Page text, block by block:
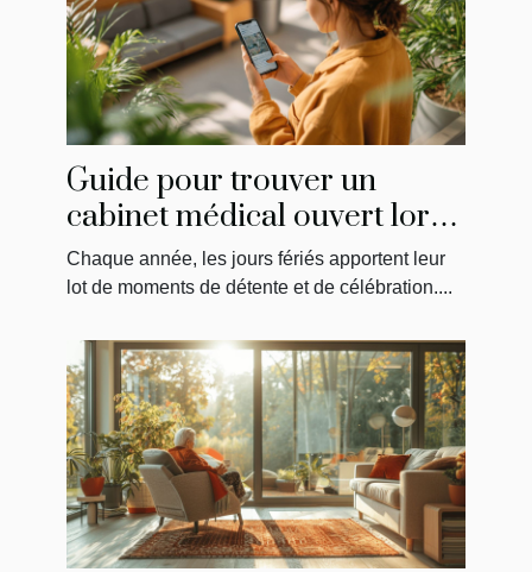
Guide pour trouver un
cabinet médical ouvert lors
des jours fériés
Chaque année, les jours fériés apportent leur
lot de moments de détente et de célébration....